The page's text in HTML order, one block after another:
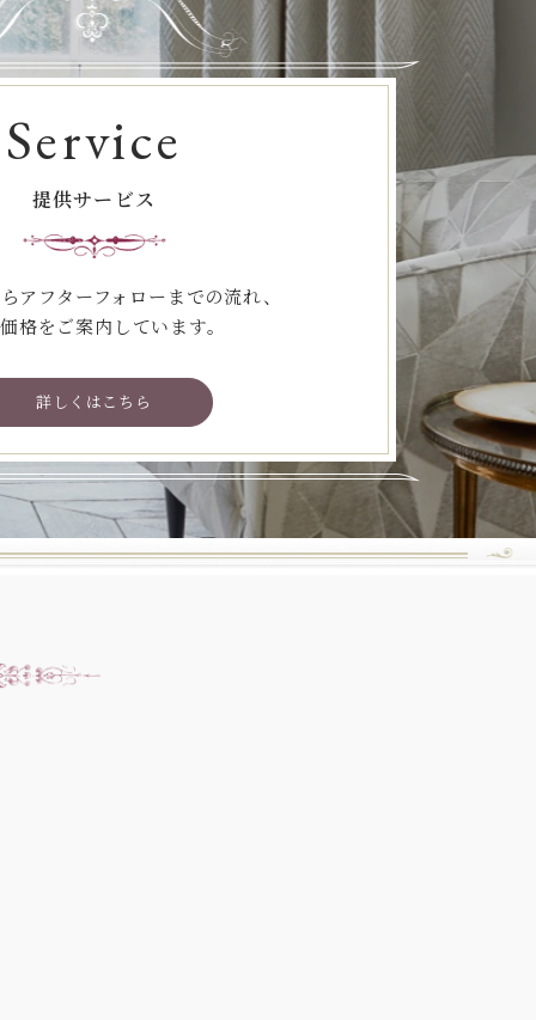
Service
提供サービス
アフターフォローまでの流れ、
格をご案内しています。
詳しくはこちら